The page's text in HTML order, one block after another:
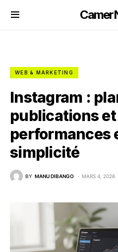
WEB & MARKETING
Instagram :
publications
performances
simplicité
BY MANU DIBANGO MARS 4, 2026